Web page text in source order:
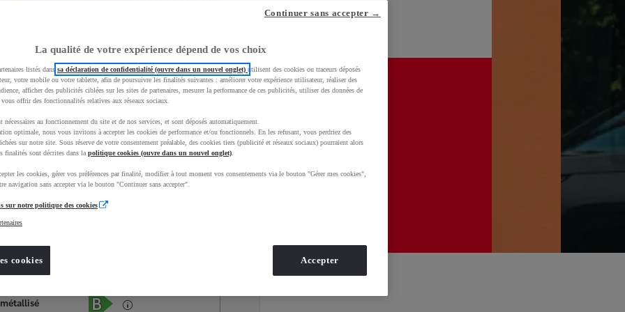
Services Concession
Occasions
La qualité de votre expérience dépend de vos choix
listés dans sa déclaration de confidentialité (ouvre dans un nouvel onglet) utilisent des cookies ou traceurs déposés
votre mobile ou votre tablette, afin de poursuivre les finalités suivantes : améliorer votre expérience utilisateur, réaliser des
afficher des publicités ciblées sur les sites de partenaires, mesurer la performance de ces publicités, utiliser des données de
offrir des fonctionnalités relatives aux réseaux sociaux.
nécessaires au fonctionnement du site et de nos services, et sont déposés automatiquement.
optimale, nous vous invitons à accepter les cookies de performance et/ou fonctionnels. En les refusant, vous perdriez des
sur notre site. Sous réserve de votre consentement préalable, des cookies tiers (publicité et réseaux sociaux) pourraient alors
finalités sont décrites dans la politique cookies (ouvre dans un nouvel onglet)
les cookies, gérer vos préférences par finalité, modifier à tout moment vos consentements via le bouton "Gérer mes cookies",
navigation sans accepter via le bouton "Continuer sans accepter".
sur notre politique des cookies
cookies
Continuer sans accepter →
Accepter